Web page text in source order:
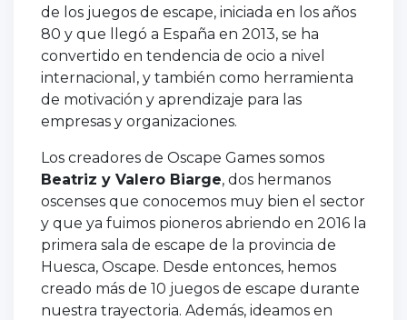
de los juegos de escape, iniciada en los años
80 y que llegó a España en 2013, se ha
convertido en tendencia de ocio a nivel
internacional, y también como herramienta
de motivación y aprendizaje para las
empresas y organizaciones.
Los creadores de Oscape Games somos
Beatriz y Valero Biarge, dos hermanos
oscenses que conocemos muy bien el sector
y que ya fuimos pioneros abriendo en 2016 la
primera sala de escape de la provincia de
Huesca, Oscape. Desde entonces, hemos
creado más de 10 juegos de escape durante
nuestra trayectoria. Además, ideamos en